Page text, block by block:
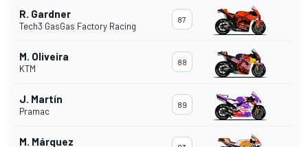
R. Gardner
Tech3 GasGas Factory Racing
87
M. Oliveira
KTM
88
J. Martín
Pramac
89
M. Márquez